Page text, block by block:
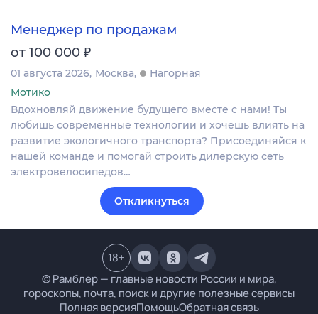
Менеджер по продажам
от 100 000 ₽
01 августа 2026 Москва
Нагорная
Мотико
Вдохновляй движение будущего вместе с нами! Ты
любишь современные технологии и хочешь влиять на
развитие экологичного транспорта? Присоединяйся к
нашей команде и помогай строить дилерскую сеть
электровелосипедов…
Откликнуться
© Рамблер — главные новости России и мира,
гороскопы, почта, поиск и другие полезные сервисы
Полная версияПомощьОбратная связь
18+